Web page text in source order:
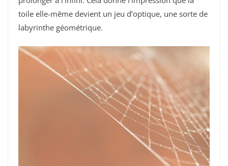
toile elle-même devient un jeu d’optique, une sorte de
labyrinthe géométrique.